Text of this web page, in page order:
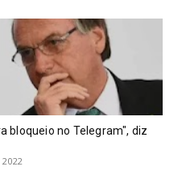
bloqueio no Telegram", diz